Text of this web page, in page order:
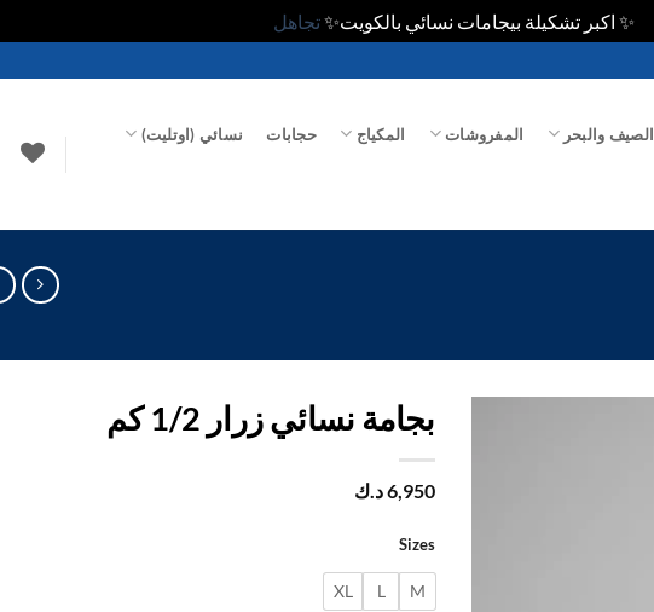
✨ اكبر تشكيلة بيجامات نسائي بالكويت✨تجاهل
الصيف والبحر المفروشات المكياج حجابات نسائي (اوتليت)
بجامة نسائي زرار 1/2 كم
6,950د.ك
Sizes
M
L
XL